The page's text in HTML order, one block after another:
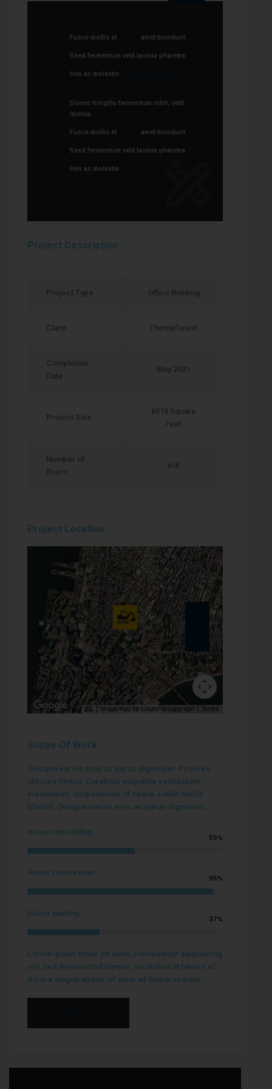
Fusce mollis et amet tincidunt.
Seed fermentum velit lacinia pharetra.
Hex ac molestie
Donec fringilla fermentum nibh, velit
lacinia.
Fusce mollis et amet tincidunt.
Seed fermentum velit lacinia pharetra.
Hex ac molestie
Project Description
Project Type Office Building
Client Themeforest
Completion
Date
May 2021
Project Size
6310 Square
Feet
Number of
floors
6-8
Project Location
Image may be subject to copyright Terms
Scope Of Work
Quisque varius eros ac purus dignissim. Proin eu
ultrices libero. Curabitur vulputate vestibulum
elementum. Suspendisse id neque a nibh mollis
blandit. Quisque varius eros ac purus dignissim.
House remodeling
55%
House rennovation
95%
Indoor painting
37%
Lorem ipsum dolor sit amet, consectetur adipisicing
elit, sed do eiusmod tempor incididunt ut labore et
dolore magna aliqua. Ut enim ad minim veniam